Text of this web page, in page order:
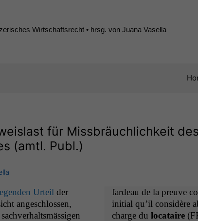
Wirtschaftsrecht • hrsg. von Juana Vasella
für Missbräuchlichkeit des
(amtl. Publ.)
Urteil der
angeschlossen,
fardeau de la preuve
ini­tial qu’il con­sid­ère
charge du locataire (